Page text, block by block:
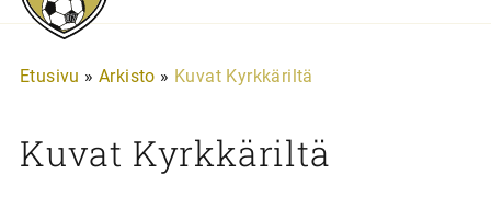
Etusivu » Arkisto » Kuvat Kyrkkäriltä
Kuvat Kyrkkäriltä